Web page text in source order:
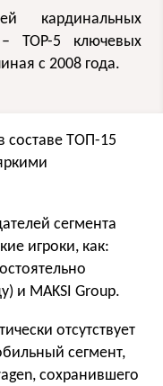
кардинальных
TOP-5 ключевых
с 2008 года.
составе ТОП-15
сегмента
игроки, как:
и MAKSI Group.
отсутствует
сегмент,
сохранившего